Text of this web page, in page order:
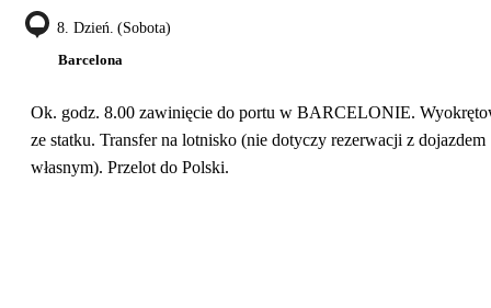
8. Dzień. (sobota)
Barcelona
Ok. godz. 8.00 zawinięcie do portu w BARCELONIE.
ze statku. Transfer na lotnisko (nie dotyczy rezerwacji z dojazdem
własnym). Przelot do Polski.